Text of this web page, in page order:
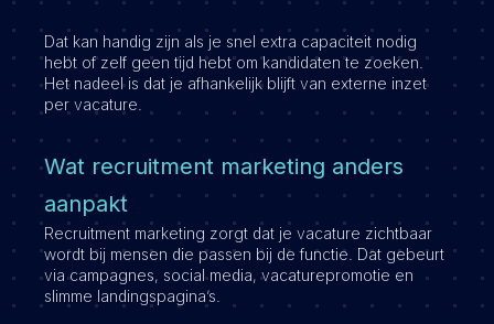
Dat kan handig zijn als je snel extra capaciteit nodig
hebt of zelf geen tijd hebt om kandidaten te zoeken.
Het nadeel is dat je afhankelijk blijft van externe inzet
per vacature.
Wat recruitment marketing anders
aanpakt
Recruitment marketing zorgt dat je vacature zichtbaar
wordt bij mensen die passen bij de functie. Dat gebeurt
via campagnes, social media, vacaturepromotie en
slimme landingspagina’s.